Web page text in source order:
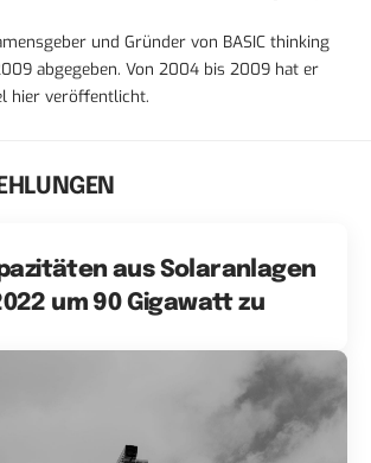
und Gründer von BASIC thinking
abgegeben. Von 2004 bis 2009 hat er
hier veröffentlicht.
aus Solaranlagen
um 90 Gigawatt zu